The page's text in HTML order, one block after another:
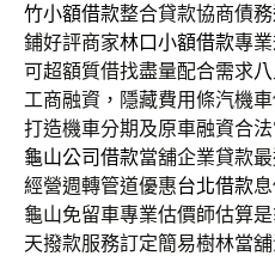
竹小額借款整合貸款協商債
鋪好評商家林口小額借款專
可超額質借找盡量配合需求
工商融資，隱藏費用條汽機
打造機車分期及原車融資合
龜山公司借款當舖企業貸款
經營週轉管道優惠台北借款
龜山免留車專業估價師估算是
天撥款服務訂定簡易樹林當